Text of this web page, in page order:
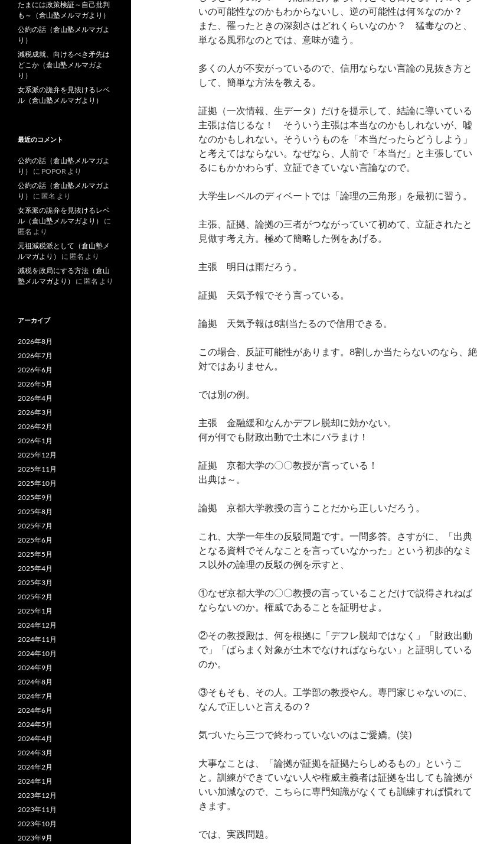
いの可能性なのかもわからないし、逆の可能性は何％なのか？
また、罹ったときの深刻さはどれくらいなのか？ 猛毒なのと、
単なる風邪なのとでは、意味が違う。
多くの人が不安がっているので、信用ならない言論の見抜き方と
して、簡単な方法を教える。
証拠（一次情報、生データ）だけを提示して、結論に導いている
主張は信じるな！ そういう主張は本当なのかもしれないが、嘘
なのかもしれない。そういうものを「本当だったらどうしよう」
と考えてはならない。なぜなら、人前で「本当だ」と主張してい
るにもかかわらず、立証できていない言論なので。
大学生レベルのディベートでは「論理の三角形」を最初に習う。
主張、証拠、論拠の三者がつながっていて初めて、立証されたと
見做す考え方。極めて簡略した例をあげる。
主張 明日は雨だろう。
証拠 天気予報でそう言っている。
論拠 天気予報は8割当たるので信用できる。
この場合、反証可能性があります。8割しか当たらないのなら、絶
対ではありません。
では別の例。
主張 金融緩和なんかデフレ脱却に効かない。
何が何でも財政出動で土木にバラまけ！
証拠 京都大学の〇〇教授が言っている！
出典は～。
論拠 京都大学教授の言うことだから正しいだろう。
これ、大学一年生の反駁問題です。一問多答。さすがに、「出典
となる資料でそんなことを言っていなかった」という初歩的なミ
ス以外の論理の反駁の例を示すと、
①なぜ京都大学の〇〇教授の言っていることだけで説得されねば
ならないのか。権威であることを証明せよ。
②その教授殿は、何を根拠に「デフレ脱却ではなく」「財政出動
で」「ばらまく対象が土木でなければならない」と証明している
のか。
③そもそも、その人。工学部の教授やん。専門家じゃないのに、
なんで正しいと言えるの？
気づいたら三つで終わっていないのはご愛嬌。(笑)
大事なことは、「論拠が証拠を証拠たらしめるもの」というこ
と。訓練ができていない人や権威主義者は証拠を出しても論拠が
いい加減なので、こちらに専門知識がなくても訓練すれば慣れて
きます。
では、実践問題。
たまには政策検証～自己批判
も～（倉山塾メルマガより）
公約の話（倉山塾メルマガよ
り）
減税成就、向けるべき矛先は
どこか（倉山塾メルマガよ
り）
女系派の詭弁を見抜けるレベ
ル（倉山塾メルマガより）
最近のコメント
公約の話（倉山塾メルマガよ
り）
に POPOR より
公約の話（倉山塾メルマガよ
り）
に 匿名 より
女系派の詭弁を見抜けるレベ
ル（倉山塾メルマガより）
に
匿名 より
元祖減税派として（倉山塾メ
ルマガより）
に 匿名 より
減税を政局にする方法（倉山
塾メルマガより）
に 匿名 より
アーカイブ
2026年8月
2026年7月
2026年6月
2026年5月
2026年4月
2026年3月
2026年2月
2026年1月
2025年12月
2025年11月
2025年10月
2025年9月
2025年8月
2025年7月
2025年6月
2025年5月
2025年4月
2025年3月
2025年2月
2025年1月
2024年12月
2024年11月
2024年10月
2024年9月
2024年8月
2024年7月
2024年6月
2024年5月
2024年4月
2024年3月
2024年2月
2024年1月
2023年12月
2023年11月
2023年10月
2023年9月